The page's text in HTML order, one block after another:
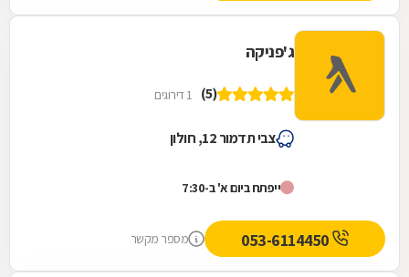
ג'פניקה
(5) 1 דירוגים
צבי תדמור 12, חולון
ייפתח ביום א' ב-7:30
מספר מקשר